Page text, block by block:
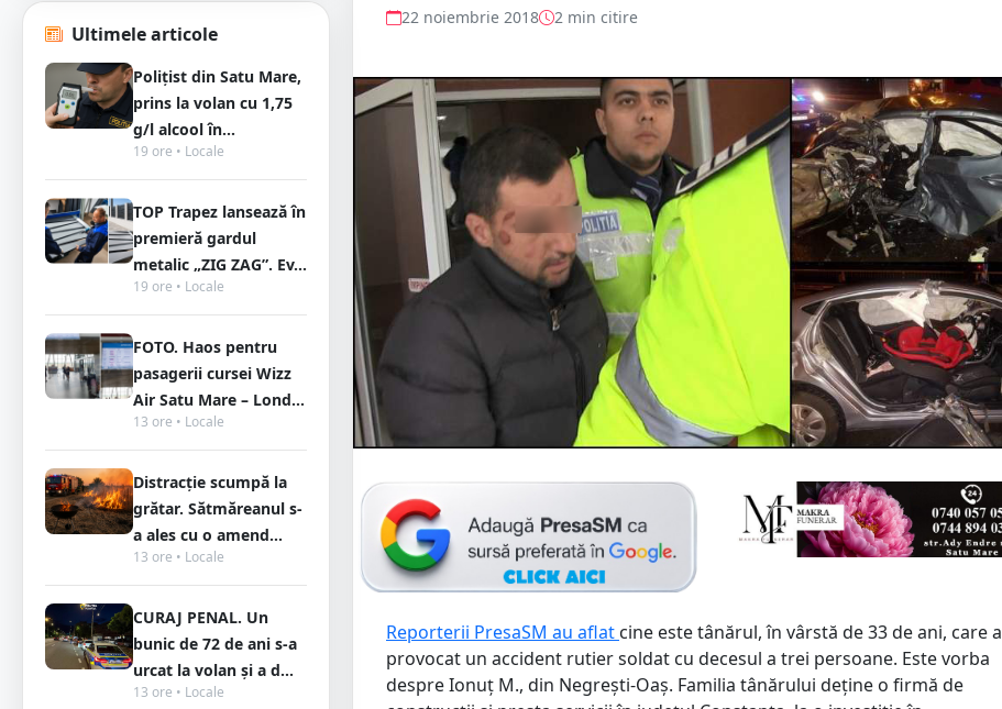
Ultimele articole
Polițist din Satu Mare,
prins la volan cu 1,75
g/l alcool în...
19 ore • Locale
TOP Trapez lansează în
premieră gardul
metalic „ZIG ZAG”. Ev...
19 ore • Locale
FOTO. Haos pentru
pasagerii cursei Wizz
Air Satu Mare – Lond...
13 ore • Locale
Distracție scumpă la
grătar. Sătmăreanul s-
a ales cu o amend...
13 ore • Locale
CURAJ PENAL. Un
bunic de 72 de ani s-a
urcat la volan și a d...
13 ore • Locale
22 noiembrie 2018 2 min citire
Reporterii PresaSM au aflat cine este tânărul, în vârstă de 33 de ani, care a
provocat un accident rutier soldat cu decesul a trei persoane. Este vorba
despre Ionuț M., din Negrești-Oaș. Familia tânărului deține o firmă de